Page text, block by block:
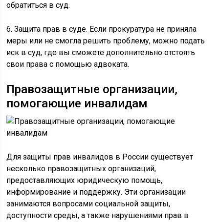
обратиться в суд.
6. Защита прав в суде. Если прокуратура не приняла
меры или не смогла решить проблему, можно подать
иск в суд, где вы сможете дополнительно отстоять
свои права с помощью адвоката.
Правозащитные организации,
помогающие инвалидам
Для защиты прав инвалидов в России существует
несколько правозащитных организаций,
предоставляющих юридическую помощь,
информирование и поддержку. Эти организации
занимаются вопросами социальной защиты,
доступности среды, а также нарушениями прав в